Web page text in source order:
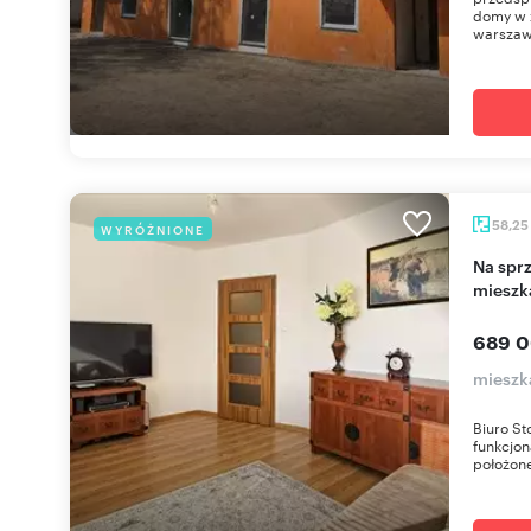
domy w
WYRÓŻNIONE 58,25
Na sprzedaż funkcjonalne 3-pokojowe
689
Biuro